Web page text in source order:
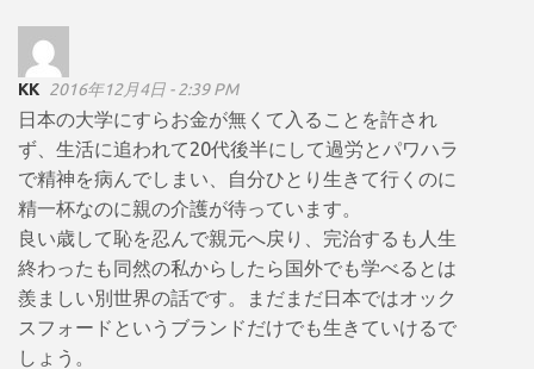
KK 2016年12月4日 - 2:39 PM
日本の大学にすらお金が無くて入ることを許され
ず、生活に追われて20代後半にして過労とパワハラ
で精神を病んでしまい、自分ひとり生きて行くのに
精一杯なのに親の介護が待っています。
良い歳して恥を忍んで親元へ戻り、完治するも人生
終わったも同然の私からしたら国外でも学べるとは
羨ましい別世界の話です。まだまだ日本ではオック
スフォードというブランドだけでも生きていけるで
しょう。